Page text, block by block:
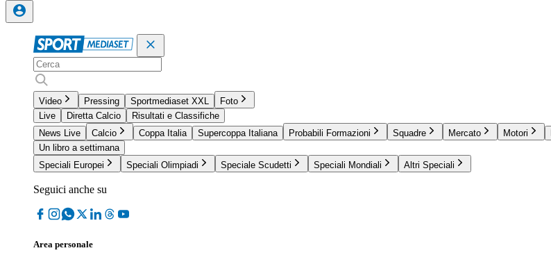
Video Pressing Sportmediaset XXL
Foto
Live
Diretta Calcio
Risultati e Classifiche
News Live
Calcio Coppa Italia Supercoppa Italiana Probabili Formazioni Squadre Mercato Motori
Un libro a settimana
Speciali Europei
Speciali Olimpiadi Speciale Scudetti Speciali Mondiali Altri Speciali
Seguici anche su
Area personale